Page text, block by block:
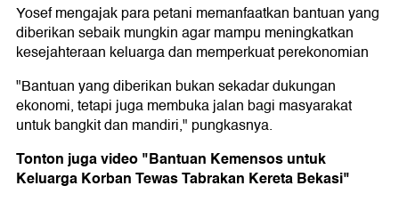
Yosef mengajak para petani memanfaatkan bantuan yang
diberikan sebaik mungkin agar mampu meningkatkan
kesejahteraan keluarga dan memperkuat perekonomian
"Bantuan yang diberikan bukan sekadar dukungan
ekonomi, tetapi juga membuka jalan bagi masyarakat
untuk bangkit dan mandiri," pungkasnya.
Tonton juga video "Bantuan Kemensos untuk
Keluarga Korban Tewas Tabrakan Kereta Bekasi"